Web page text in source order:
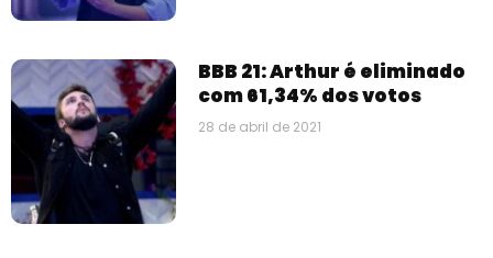
BBB 21: Arthur é eliminado
com 61,34% dos votos
28 de abril de 2021